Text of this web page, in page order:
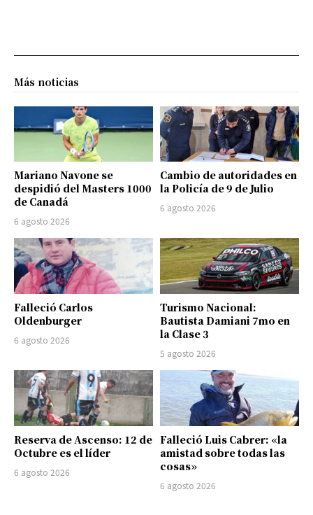
Más noticias
Mariano Navone se
despidió del Masters 1000
de Canadá
6 agosto 2026
Cambio de autoridades en
la Policía de 9 de Julio
6 agosto 2026
Falleció Carlos
Oldenburger
6 agosto 2026
Turismo Nacional:
Bautista Damiani 7mo en
la Clase 3
5 agosto 2026
Reserva de Ascenso: 12 de
Octubre es el líder
6 agosto 2026
Falleció Luis Cabrer: «la
amistad sobre todas las
cosas»
6 agosto 2026